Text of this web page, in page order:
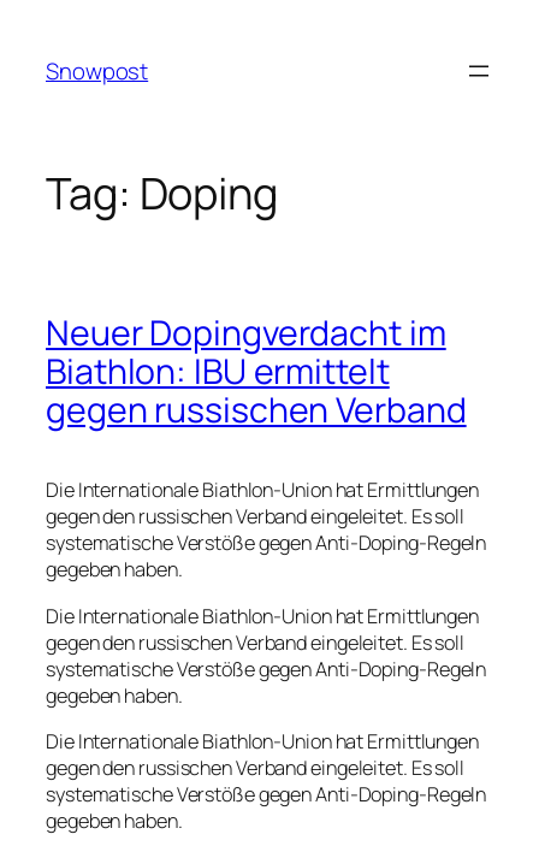
content
Snowpost
Tag: Doping
Neuer Dopingverdacht im
Biathlon: IBU ermittelt
gegen russischen Verband
Die Internationale Biathlon-Union hat Ermittlungen
gegen den russischen Verband eingeleitet. Es soll
systematische Verstöße gegen Anti-Doping-Regeln
gegeben haben.
Die Internationale Biathlon-Union hat Ermittlungen
gegen den russischen Verband eingeleitet. Es soll
systematische Verstöße gegen Anti-Doping-Regeln
gegeben haben.
Die Internationale Biathlon-Union hat Ermittlungen
gegen den russischen Verband eingeleitet. Es soll
systematische Verstöße gegen Anti-Doping-Regeln
gegeben haben.